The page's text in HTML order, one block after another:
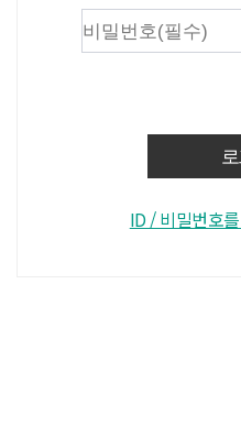
ID / 비밀번호